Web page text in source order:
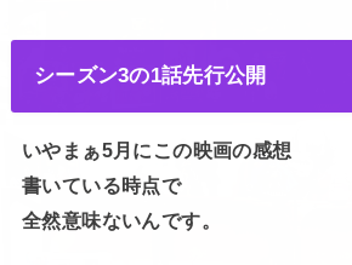
シーズン3の1話先行公開
いやまぁ5月にこの映画の感想
書いている時点で
全然意味ないんです。